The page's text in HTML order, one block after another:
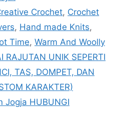
Crochet, Crochet
, Hand made Knits,
Time, Warm And Woolly
RAJUTAN UNIK SEPERTI
TAS, DOMPET, DAN
KARAKTER)
Jogja HUBUNGI